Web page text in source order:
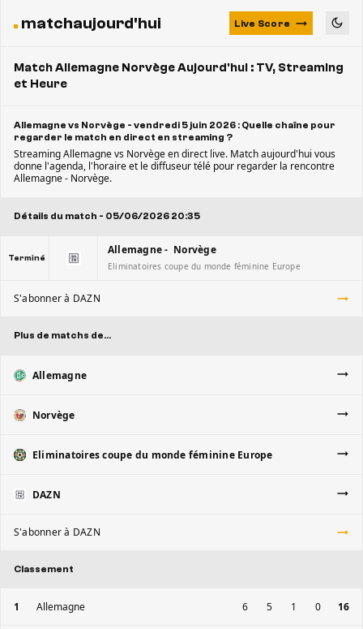
matchaujourd'hui Live Score
Match Allemagne Norvège Aujourd'hui : TV, Streaming
et Heure
Allemagne vs Norvège - vendredi 5 juin 2026 : Quelle chaîne pour
regarder le match en direct en streaming ?
Streaming Allemagne vs Norvège en direct live. Match aujourd'hui vous
donne l'agenda, l'horaire et le diffuseur télé pour regarder la rencontre
Allemagne - Norvège.
Détails du match - 05/06/2026 20:35
Terminé
Allemagne - Norvège
Eliminatoires coupe du monde féminine Europe
S'abonner à DAZN
Plus de matchs de...
Allemagne
Norvège
Eliminatoires coupe du monde féminine Europe
DAZN
S'abonner à DAZN
Classement
1 Allemagne 6 5 1 0 16